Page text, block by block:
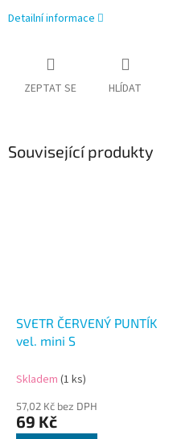
Detailní informace
ZEPTAT SE HLÍDAT
Související produkty
SVETR ČERVENÝ PUNTÍK
vel. mini S
Skladem (1 ks)
57,02 Kč bez DPH
69 Kč